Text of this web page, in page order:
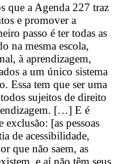
que a Agenda 227 traz
e promover a
passo é ter todas as
na mesma escola,
à aprendizagem,
a um único sistema
Essa tem que ser uma
sujeitos de direito
[…] E é
[as pessoas
de acessibilidade,
que não saem, as
e aí não têm seus